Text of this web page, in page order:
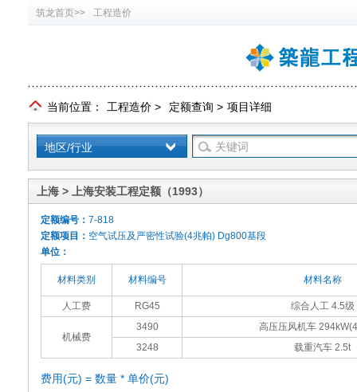
筑龙首页>> 工程造价
当前位置： 工程造价 > 定额查询 > 项目详细
地区/行业
上海 > 上海安装工程定额（1993）
定额编号： 7-818
定额项目： 空气试压及严密性试验(4兆帕) Dg800基段
单位：
材料类别 材料编号 材料名称
人工费 RG45 综合人工 4.5级
机械费
3490
高压压风机车
3248
载重汽车 2.5t
费用(元) = 数量 * 单价(元)